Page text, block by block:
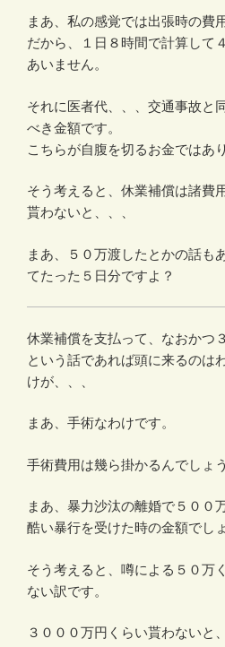
まあ、私の感覚では出張時の費
だから、１日８時間で計算して
あいません。
それに医者代、、、交通事故と
べき金額です。
こちらが自腹を切るお金ではあ
そう考えると、休業補償は諸費
貰わないと、、、
まあ、５０万渡したとかの話も
てたった５日分ですよ？
休業補償を支払って、なおかつ
という話であれば頭に来るのは
けが、、、
まあ、手術なわけです。
手術費用は幾ら掛かるんでしょ
まあ、暴力沙汰の離婚で５００
酷い暴行を受けた時の金額でし
そう考えると、噂による５０万
ない訳です。
３０００万円くらい貰わないと、